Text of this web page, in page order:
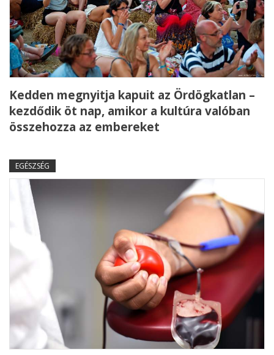
Kedden megnyitja kapuit az Ördögkatlan –
kezdődik öt nap, amikor a kultúra valóban
összehozza az embereket
EGÉSZSÉG